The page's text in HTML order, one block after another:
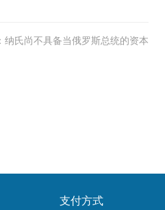
纳氏尚不具备当俄罗斯总统的资本
支付方式